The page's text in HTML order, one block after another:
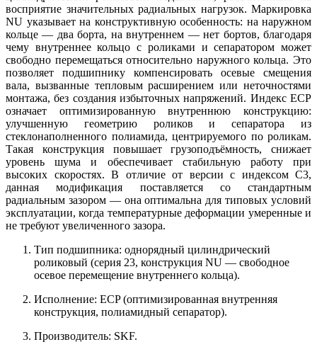
восприятие значительных радиальных нагрузок. Маркировка
NU указывает на конструктивную особенность: на наружном
кольце — два борта, на внутреннем — нет бортов, благодаря
чему внутреннее кольцо с роликами и сепаратором может
свободно перемещаться относительно наружного кольца. Это
позволяет подшипнику компенсировать осевые смещения
вала, вызванные тепловым расширением или неточностями
монтажа, без создания избыточных напряжений. Индекс ECP
означает оптимизированную внутреннюю конструкцию:
улучшенную геометрию роликов и сепаратора из
стеклонаполненного полиамида, центрируемого по роликам.
Такая конструкция повышает грузоподъёмность, снижает
уровень шума и обеспечивает стабильную работу при
высоких скоростях. В отличие от версии с индексом C3,
данная модификация поставляется со стандартным
радиальным зазором — она оптимальна для типовых условий
эксплуатации, когда температурные деформации умеренные и
не требуют увеличенного зазора.
Тип подшипника: однорядный цилиндрический
роликовый (серия 23, конструкция NU — свободное
осевое перемещение внутреннего кольца).
Исполнение: ECP (оптимизированная внутренняя
конструкция, полиамидный сепаратор).
Производитель: SKF.